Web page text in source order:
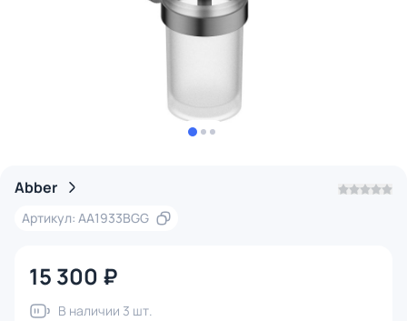
Abber
Артикул: AA1933BGG
15 300 ₽
В наличии 3 шт.